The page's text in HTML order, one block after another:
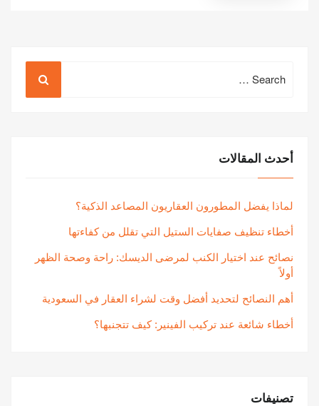
for:
أحدث المقالات
لماذا يفضل المطورون العقاريون المصاعد الذكية؟
أخطاء تنظيف صفايات الستيل التي تقلل من كفاءتها
نصائح عند اختيار الكنب لمرضى الديسك: راحة وصحة الظهر
أولاً
أهم النصائح لتحديد أفضل وقت لشراء العقار في السعودية
أخطاء شائعة عند تركيب الفينير: كيف تتجنبها؟
تصنيفات